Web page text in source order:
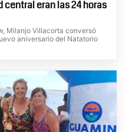
eran las 24 horas
Milanjo Villacorta conversó
aniversario del Natatorio